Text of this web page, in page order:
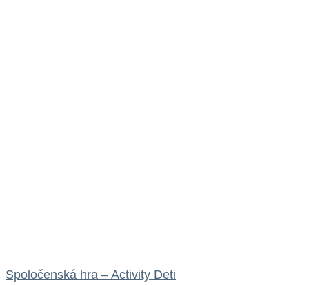
Spoločenská hra – Activity Deti